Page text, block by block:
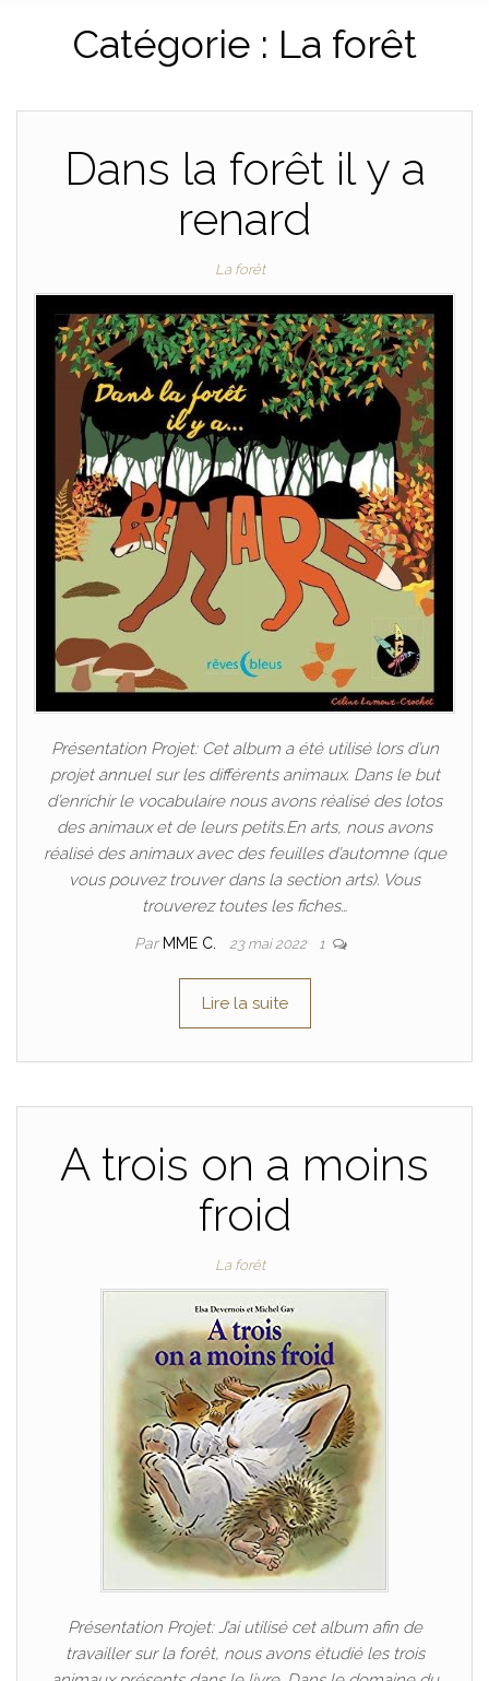
Catégorie : La forêt
Dans la forêt il y a
renard
La forêt
Présentation Projet: Cet album a été utilisé lors d’un
projet annuel sur les différents animaux. Dans le but
d’enrichir le vocabulaire nous avons réalisé des lotos
des animaux et de leurs petits.En arts, nous avons
réalisé des animaux avec des feuilles d’automne (que
vous pouvez trouver dans la section arts). Vous
trouverez toutes les fiches…
Par MME C. 23 mai 2022 1
Lire la suite
A trois on a moins
froid
La forêt
Présentation Projet: J’ai utilisé cet album afin de
travailler sur la forêt, nous avons étudié les trois